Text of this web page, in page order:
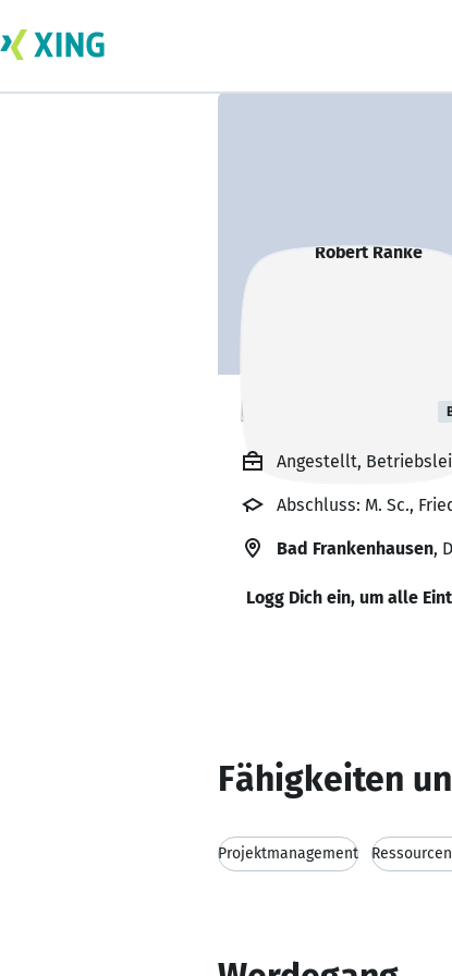
Robert Ränke
Angestellt,
Abschluss: M. Sc.,
Bad Frankenhausen,
Logg Dich ein, um alle
Fähigkeiten
Projektmanagement